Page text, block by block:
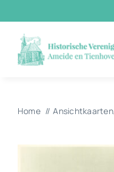
naar
inhoud
Home Ansichtkaarten